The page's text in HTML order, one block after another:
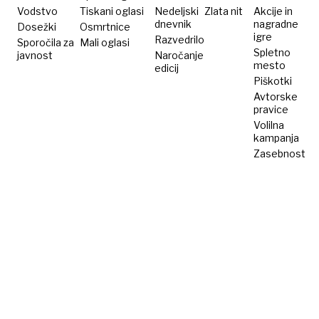
Vodstvo
Dosežki
Sporočila za
javnost
Tiskani oglasi
Osmrtnice
Mali oglasi
Nedeljski
dnevnik
Razvedrilo
Naročanje
edicij
Zlata nit
Akcije in
nagradne
igre
Spletno
mesto
Piškotki
Avtorske
pravice
Volilna
kampanja
Zasebnost